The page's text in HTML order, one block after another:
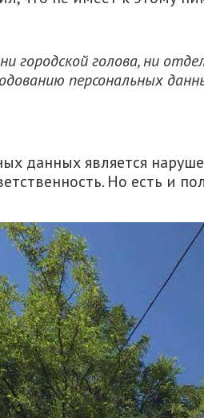
городской голова, ни
персональных
данных является
Но есть и